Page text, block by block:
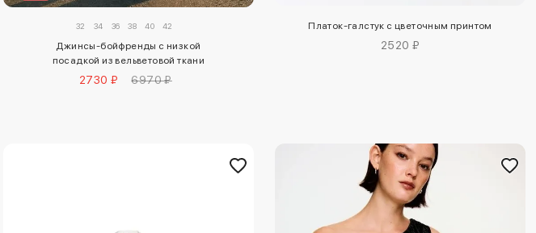
32 34 36 38 40 42
Джинсы-бойфренды с низкой
посадкой из вельветовой ткани
2730 ₽ 6970 ₽
Платок-галстук с цветочным принтом
2520 ₽